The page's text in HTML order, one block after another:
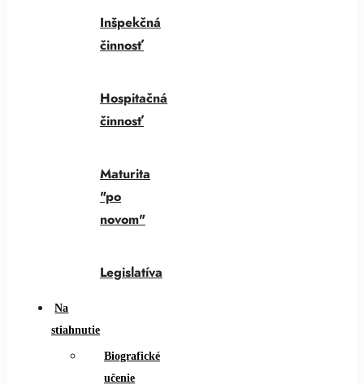
Inšpekčná
činnosť
Hospitačná
činnosť
Maturita
"po
novom"
Legislatíva
Na
stiahnutie
Biografické
učenie